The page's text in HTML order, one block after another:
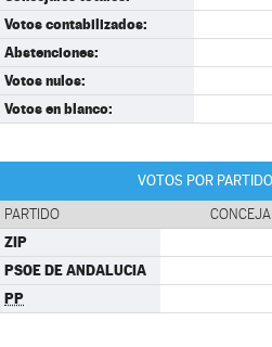
Votos contabilizados:
Abstenciones:
Votos nulos:
Votos en blanco:
VOTOS POR
PARTIDO
ZIP
PSOE DE ANDALUCIA
PP